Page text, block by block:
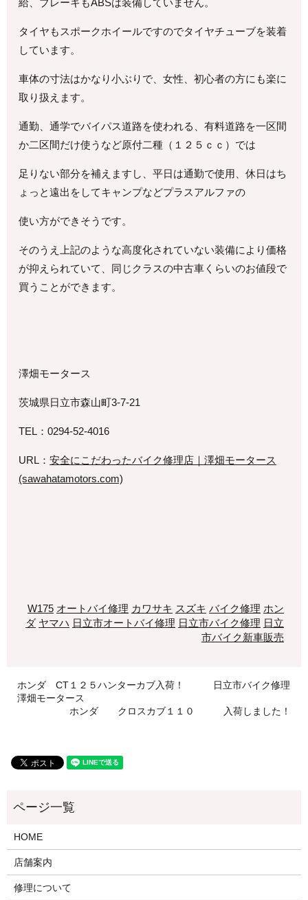
給、ブレーキもABSは装備していません。
タイヤもスポークホイールですのでタイヤチューブを装着
しています。
車体の寸法はかなり小ぶりで、女性、初心者の方にも楽に
取り扱えます。
通勤、通学でバイパス道路を使われる、有料道路を一区間
か二区間だけ使うなど原付二種（１２５ｃｃ）では
足りない部分を補えますし、平日は通勤で使用、休日はち
ょっと遠出をしてキャンプなどプラスアルファの
使い方ができそうです。
そのうえ上記のような高度化されていない装備により価格
が抑えられていて、同じクラスの中古車くらいのお値段で
買うことができます。
澤畑モータース
茨城県日立市森山町3-7-21
TEL：0294-52-4016
URL：安全にこだわったバイク修理店｜澤畑モータース
(sawahatamotors.com)
W175 オートバイ修理 カワサキ スズキ バイク修理 ホン
ダ ヤマハ 日立市オートバイ修理 日立市バイク修理 日立
市バイク新車販売
ホンダ CT１２５ハンターカブ入荷！ 日立市バイク修理
澤畑モータース
ホンダ クロスカブ１１０ 入荷しました！
HOME
店舗案内
修理について